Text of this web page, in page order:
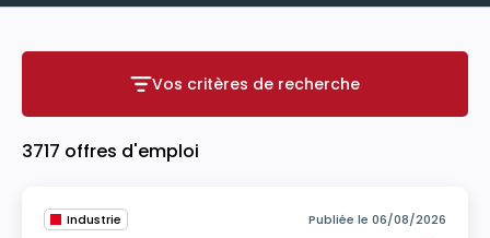
Vos critères de recherche
Vos critères de recherche
3717 offres d'emploi
Industrie Publiée le 06/08/2026